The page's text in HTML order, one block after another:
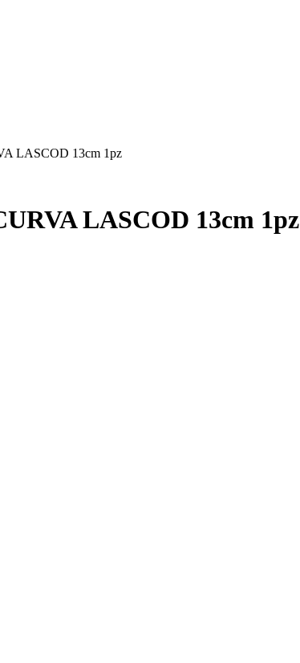
LASCOD 13cm 1pz
LASCOD 13cm 1pz